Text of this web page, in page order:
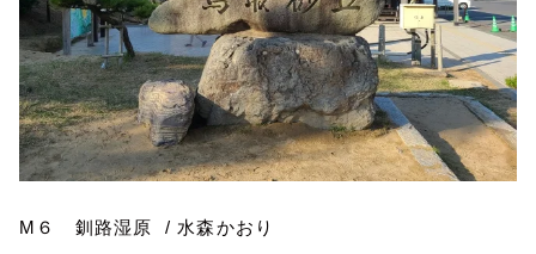
M ６ 釧路湿原 / 水森かおり